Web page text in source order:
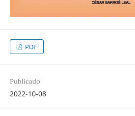
PDF
Publicado
2022-10-08